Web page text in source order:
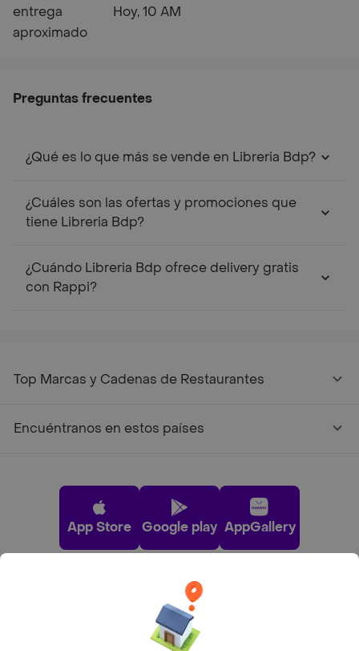
entrega
aproximado
Hoy, 10 AM
Preguntas frecuentes
¿Qué es lo que más se vende en Libreria Bdp?
¿Cuáles son las ofertas y promociones que
tiene Libreria Bdp?
¿Cuándo Libreria Bdp ofrece delivery gratis
con Rappi?
Top Marcas y Cadenas de Restaurantes
Encuéntranos en estos países
App Store Google play AppGallery
Pide tu comida favorita cerca de ti